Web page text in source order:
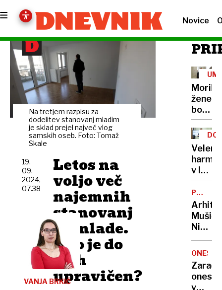
Novice
Na tretjem razpisu za
dodelitev stanovanj mladim
je sklad prejel največ vlog
samskih oseb. Foto: Tomaž
Skale
Letos na
voljo več
najemnih
stanovanj
za mlade.
Kdo je do
njih
upravičen?
19.
09.
2024,
07.38
VANJA BRKIĆ
žene
bo
sedel
21
let
v lov
na
nov
rekord
CENTER
Mušič:
Nikoli
nisem
da je
to v
moji
Zaradi
v